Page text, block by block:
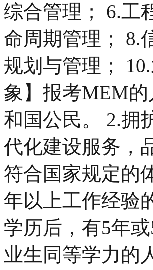
综合管理； 6.工
命周期管理； 8.
规划与管理；
象】报考MEM
和国公民。 2.拥
代化建设服务，
符合国家规定的
年以上工作经验
学历后，有5年
业生同等学力的